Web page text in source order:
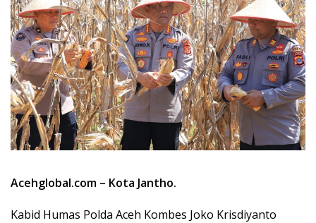
Acehglobal.com – Kota Jantho.
Kabid Humas Polda Aceh Kombes Joko Krisdiyanto